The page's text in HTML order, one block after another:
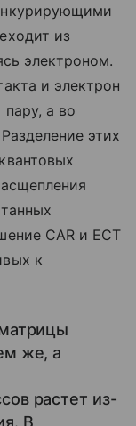
из
электроном.
и электрон
а во
этих
CAR и ECT
к
же, а
растет из-
В